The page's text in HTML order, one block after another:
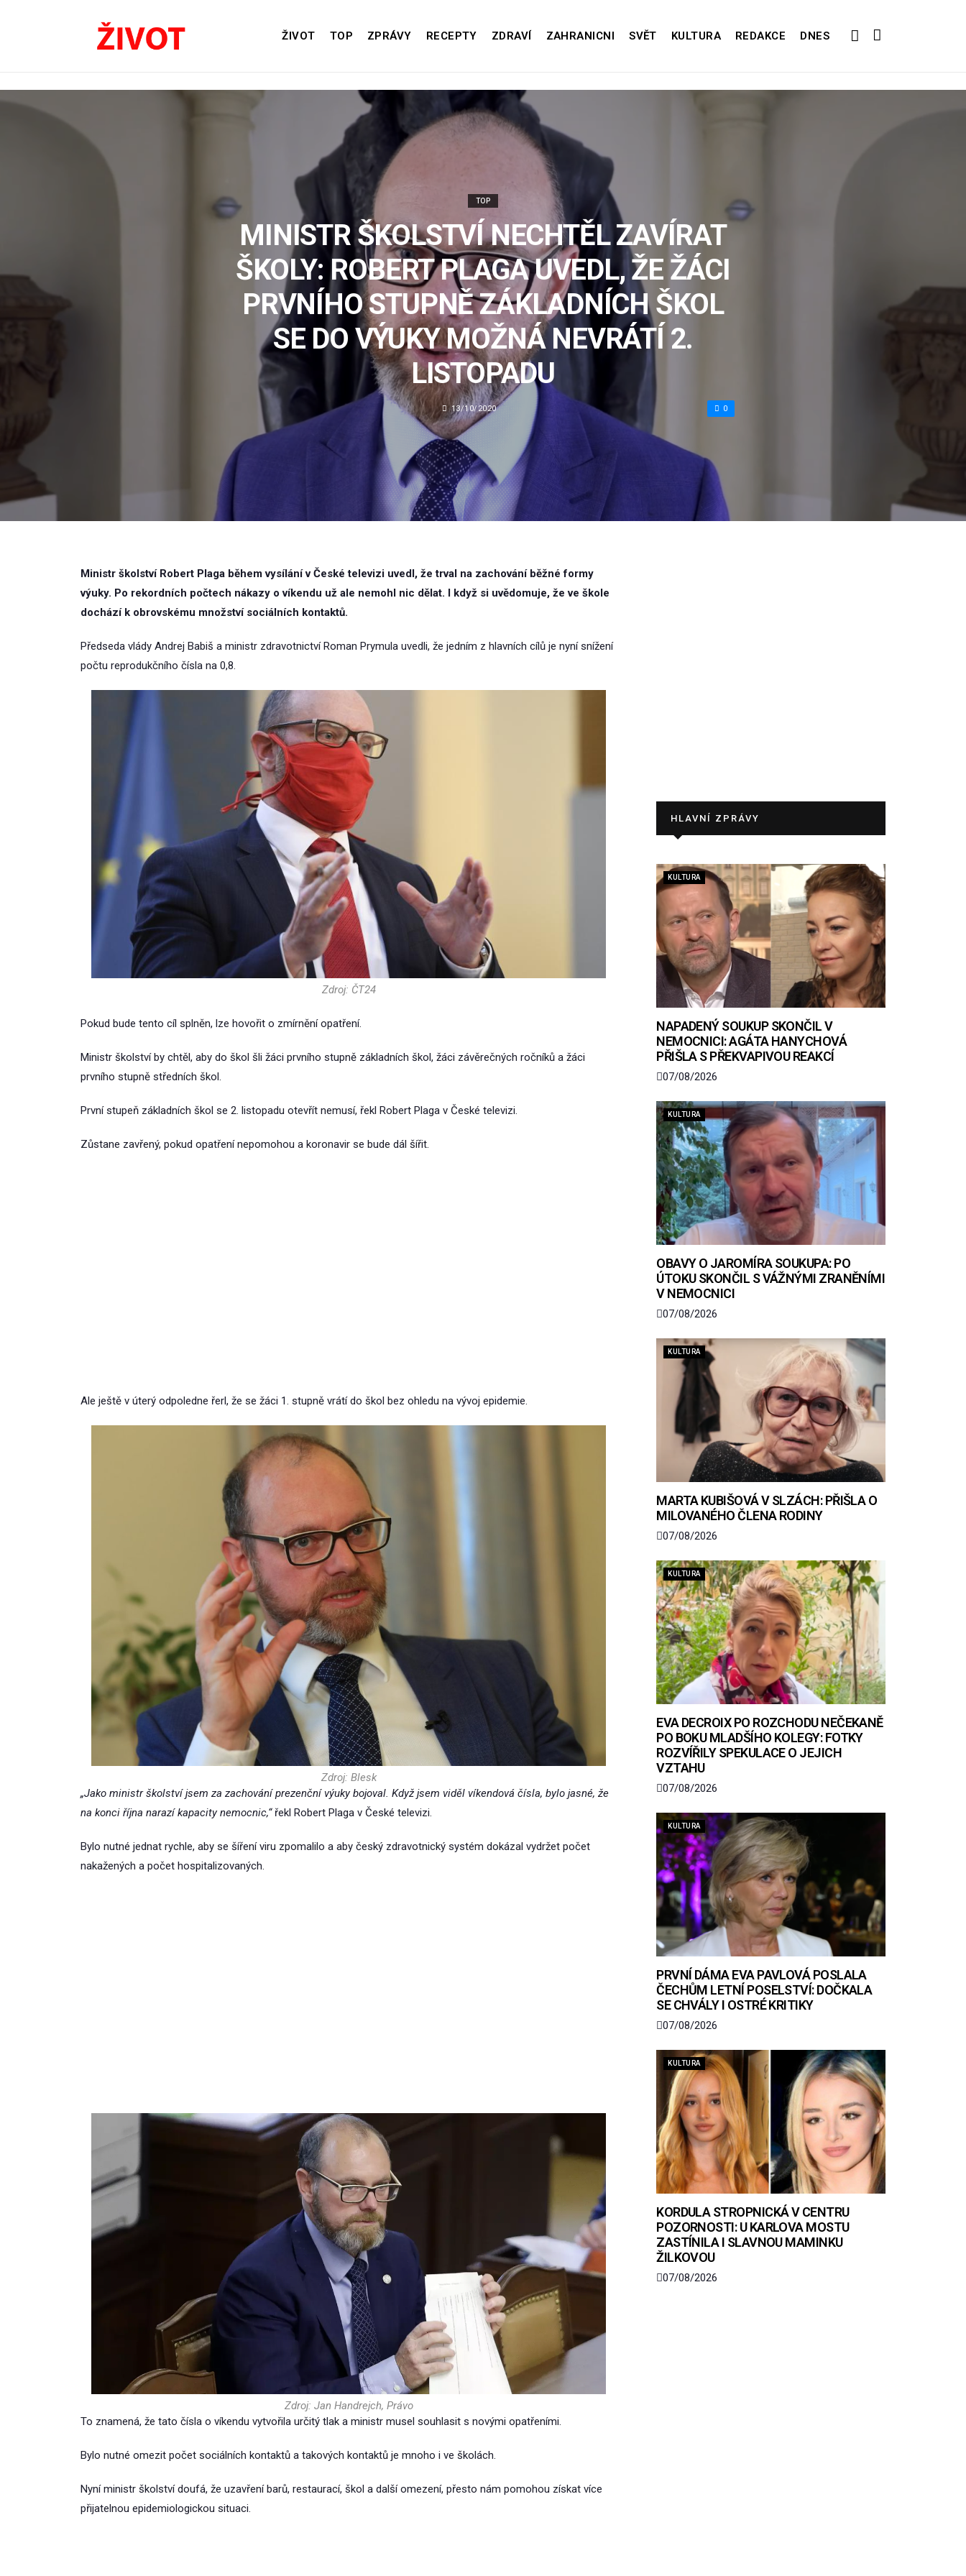
ŽIVOT TOP ZPRÁVY RECEPTY ZDRAVÍ ZAHRANICNI SVĚT KULTURA REDAKCE DNES
TOP
MINISTR ŠKOLSTVÍ NECHTĚL ZAVÍRAT
ŠKOLY: ROBERT PLAGA UVEDL, ŽE ŽÁCI
PRVNÍHO STUPNĚ ZÁKLADNÍCH ŠKOL
SE DO VÝUKY MOŽNÁ NEVRÁTÍ 2.
LISTOPADU
13/10/2020 0
Ministr školství Robert Plaga během vysílání v České televizi uvedl, že trval na zachování běžné formy
výuky. Po rekordních počtech nákazy o víkendu už ale nemohl nic dělat. I když si uvědomuje, že ve škole
dochází k obrovskému množství sociálních kontaktů.
Předseda vlády Andrej Babiš a ministr zdravotnictví Roman Prymula uvedli, že jedním z hlavních cílů je nyní snížení
počtu reprodukčního čísla na 0,8.
Zdroj: ČT24
Pokud bude tento cíl splněn, lze hovořit o zmírnění opatření.
Ministr školství by chtěl, aby do škol šli žáci prvního stupně základních škol, žáci závěrečných ročníků a žáci
prvního stupně středních škol.
První stupeň základních škol se 2. listopadu otevřít nemusí, řekl Robert Plaga v České televizi.
Zůstane zavřený, pokud opatření nepomohou a koronavir se bude dál šířit.
Ale ještě v úterý odpoledne řerl, že se žáci 1. stupně vrátí do škol bez ohledu na vývoj epidemie.
Zdroj: Blesk
„Jako ministr školství jsem za zachování prezenční výuky bojoval. Když jsem viděl víkendová čísla, bylo jasné, že
na konci října narazí kapacity nemocnic,“řekl Robert Plaga v České televizi.
Bylo nutné jednat rychle, aby se šíření viru zpomalilo a aby český zdravotnický systém dokázal vydržet počet
nakažených a počet hospitalizovaných.
Zdroj: Jan Handrejch, Právo
To znamená, že tato čísla o víkendu vytvořila určitý tlak a ministr musel souhlasit s novými opatřeními.
Bylo nutné omezit počet sociálních kontaktů a takových kontaktů je mnoho i ve školách.
Nyní ministr školství doufá, že uzavření barů, restaurací, škol a další omezení, přesto nám pomohou získat více
přijatelnou epidemiologickou situaci.
HLAVNÍ ZPRÁVY
KULTURA
NAPADENÝ SOUKUP SKONČIL V
NEMOCNICI: AGÁTA HANYCHOVÁ
PŘIŠLA S PŘEKVAPIVOU REAKCÍ
07/08/2026
KULTURA
OBAVY O JAROMÍRA SOUKUPA: PO
ÚTOKU SKONČIL S VÁŽNÝMI ZRANĚNÍMI
V NEMOCNICI
07/08/2026
KULTURA
MARTA KUBIŠOVÁ V SLZÁCH: PŘIŠLA O
MILOVANÉHO ČLENA RODINY
07/08/2026
KULTURA
EVA DECROIX PO ROZCHODU NEČEKANĚ
PO BOKU MLADŠÍHO KOLEGY: FOTKY
ROZVÍŘILY SPEKULACE O JEJICH
VZTAHU
07/08/2026
KULTURA
PRVNÍ DÁMA EVA PAVLOVÁ POSLALA
ČECHŮM LETNÍ POSELSTVÍ: DOČKALA
SE CHVÁLY I OSTRÉ KRITIKY
07/08/2026
KULTURA
KORDULA STROPNICKÁ V CENTRU
POZORNOSTI: U KARLOVA MOSTU
ZASTÍNILA I SLAVNOU MAMINKU
ŽILKOVOU
07/08/2026